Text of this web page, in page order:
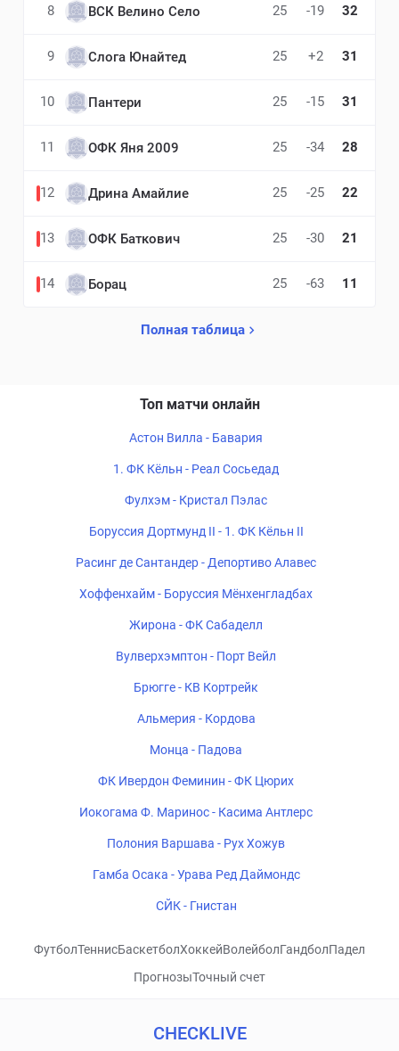
8 ВСК Велино Село 25 -19 32
9 Слога Юнайтед 25 +2 31
10 Пантери 25 -15 31
11 ОФК Яня 2009 25 -34 28
12 Дрина Амайлие 25 -25 22
13 ОФК Баткович 25 -30 21
14 Борац 25 -63 11
Полная таблица
Топ матчи онлайн
Астон Вилла - Бавария
1. ФК Кёльн - Реал Сосьедад
Фулхэм - Кристал Пэлас
Боруссия Дортмунд II - 1. ФК Кёльн II
Расинг де Сантандер - Депортиво Алавес
Хоффенхайм - Боруссия Мёнхенгладбах
Жирона - ФК Сабаделл
Вулверхэмптон - Порт Вейл
Брюгге - КВ Кортрейк
Альмерия - Кордова
Монца - Падова
ФК Ивердон Феминин - ФК Цюрих
Иокогама Ф. Маринос - Касима Антлерс
Полония Варшава - Рух Хожув
Гамба Осака - Урава Ред Даймондс
СЙК - Гнистан
ФутболТеннисБаскетболХоккейВолейболГандболПадел
ПрогнозыТочный счет
CHECKLIVE